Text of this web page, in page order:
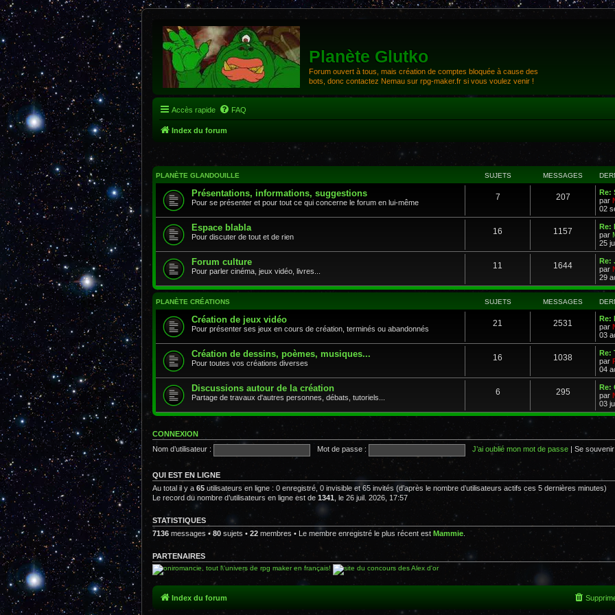
Planète Glutko
Forum ouvert à tous, mais création de comptes bloquée à cause des
bots, donc contactez Nemau sur rpg-maker.fr si vous voulez venir !
Accès rapide FAQ
Index du forum
PLANÈTE GLANDOUILLE SUJETS MESSAGES
Présentations, informations, suggestions
Pour se présenter et pour tout ce qui concerne le forum en lui-même
7 207
Re:
par
02
Espace blabla
Pour discuter de tout et de rien
16 1157
Re:
par
25
Forum culture
Pour parler cinéma, jeux vidéo, livres...
11 1644
Re:
par
29
PLANÈTE CRÉATIONS SUJETS MESSAGES
Création de jeux vidéo
Pour présenter ses jeux en cours de création, terminés ou abandonnés
21 2531
Re:
par
03
Création de dessins, poèmes, musiques...
Pour toutes vos créations diverses
16 1038
Re:
par
04
Discussions autour de la création
Partage de travaux d'autres personnes, débats, tutoriels...
6 295
Re:
par
03
CONNEXION
Nom d’utilisateur :
Mot de passe : J’ai oublié mon mot de passe Se
QUI EST EN LIGNE
Au total il y a 65 utilisateurs en ligne : 0 enregistré, 0 invisible et 65 invités (d’après le nombre d’utilisateurs actifs ces 5 dernières minutes)
Le record du nombre d’utilisateurs en ligne est de 1341 , le 26 juil. 2026, 17:57
STATISTIQUES
7136 messages • 80 sujets • 22 membres • Le membre enregistré le plus récent est Mammie
PARTENAIRES
Index du forum